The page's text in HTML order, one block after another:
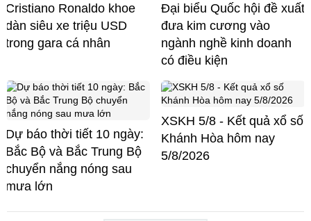
Cristiano Ronaldo khoe
dàn siêu xe triệu USD
trong gara cá nhân
Đại biểu Quốc hội đề xuất
đưa kim cương vào
ngành nghề kinh doanh
có điều kiện
Dự báo thời tiết 10 ngày:
Bắc Bộ và Bắc Trung Bộ
chuyển nắng nóng sau
mưa lớn
XSKH 5/8 - Kết quả xổ số
Khánh Hòa hôm nay
5/8/2026